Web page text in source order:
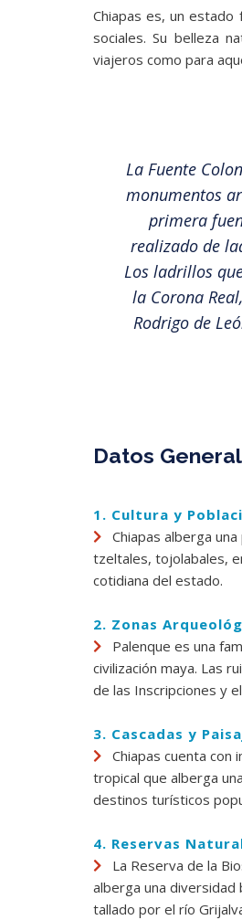
Chiapas es, un estado
sociales. Su belleza
viajeros como para
La Fuente
monumentos
primera
realizado de
Los ladrillos
la Corona
Rodrigo de
Datos
1. Cultura y
Chiapas alberga
tzeltales, tojolabales,
cotidiana del estado.
2. Zonas
Palenque es una
civilización maya. Las
de las Inscripciones y
3. Cascadas y
Chiapas cuenta con
tropical que alberga
destinos turísticos
4. Reservas
La Reserva de la
alberga una diversidad
tallado por el río